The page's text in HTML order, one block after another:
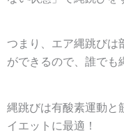
つまり、エア縄跳びは
ができるので、誰でも
縄跳びは有酸素運動と
イエットに最適！